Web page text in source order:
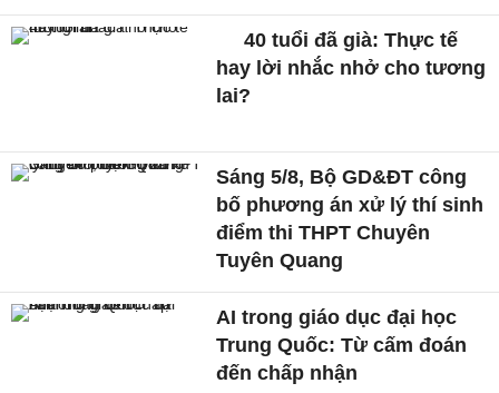
40 tuổi đã già: Thực tế
hay lời nhắc nhở cho tương
lai?
Sáng 5/8, Bộ GD&ĐT công
bố phương án xử lý thí sinh
điểm thi THPT Chuyên
Tuyên Quang
AI trong giáo dục đại học
Trung Quốc: Từ cấm đoán
đến chấp nhận